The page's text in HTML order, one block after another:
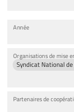
Année
Organisations de mise
Syndicat National
Partenaires de